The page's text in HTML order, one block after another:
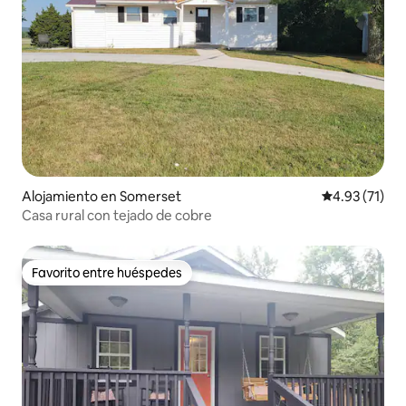
Alojamiento en Somerset Calificación
4.93 (71)
Casa rural con tejado de cobre
Favorito entre huéspedes
Favorito entre huéspedes